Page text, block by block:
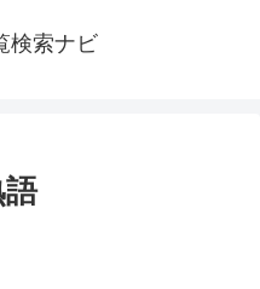
検索ナビ